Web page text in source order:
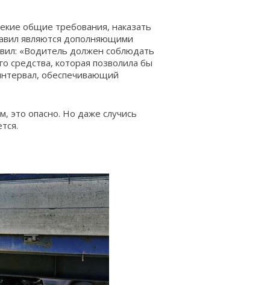
общие требования, наказать
являются дополняющими
«Водитель должен соблюдать
средства, которая позволила бы
обеспечивающий
это опасно. Но даже случись